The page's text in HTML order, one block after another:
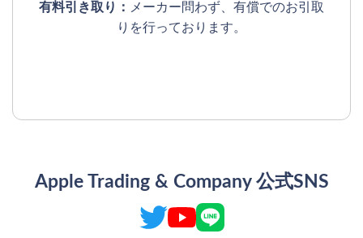
有料引き取り： メーカー問わず、有償でのお引取
りを行っております。
Apple Trading & Company 公式SNS